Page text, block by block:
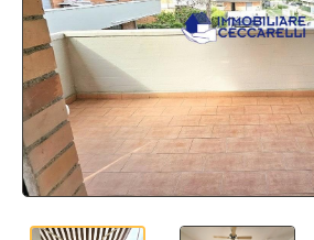
VACATION
BLOG
CONTACTS